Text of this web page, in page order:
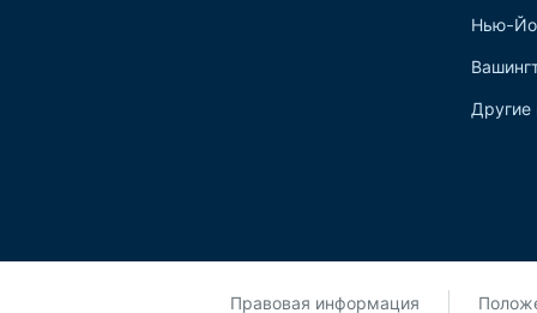
Нью-
Другие
Правовая информация